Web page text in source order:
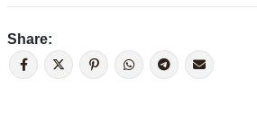
Share: